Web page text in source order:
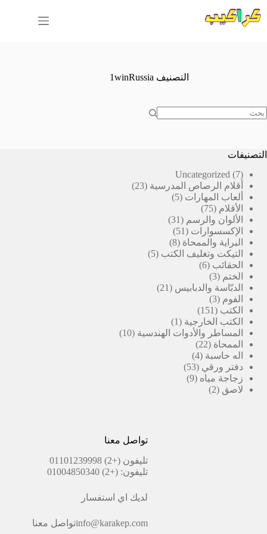
إلى
المحتوى
التصنيف
التصنيفات
Uncategorized
7
7
منتجات
أقلام الرصاص المدرسية 23
23
ألعاب المهارات 5
5
الأقلام 75
75
منتج
الألوان والرسم 31
31
الإكسسوارات 51
51
منتج
البراية والممحاة 8
8
منتجاتالتيكت وتغليف الكتب 5
5
الحقائب 6
6
الختم 3
3
منتجات
الدبّاسة والدبابيس 21
21
الفوم 3
3
منتجات
الكتب 151
151
منتج
الكتب الخارجية 1
منتج
المساطر والأدوات الهندسية 10
10
الممحاة 22
22
منتج
اله حاسبة 4
4
منتجات
دفتر ورقي 53
53
منتج
زجاجة مياه 9
9
لاصق 2
2
تواصل معنا
تليفون(+2) 01101239998
تليفون: (+2) 01004850340
لديك اي استفسار
info@karakep.comتواصل معنا